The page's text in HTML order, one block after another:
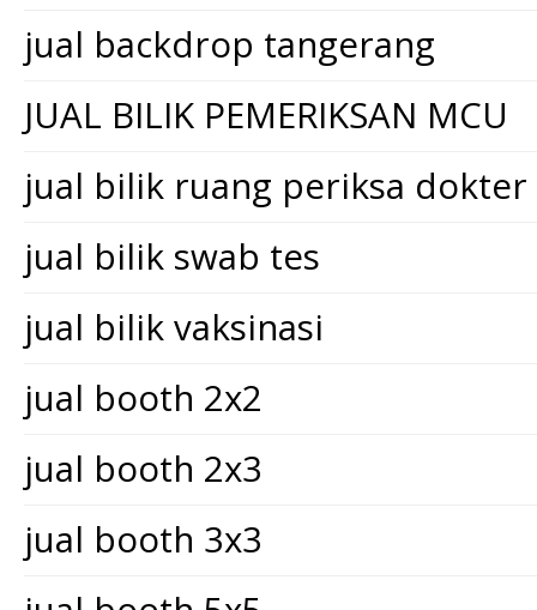
jual backdrop tangerang
JUAL BILIK PEMERIKSAN MCU
jual bilik ruang periksa dokter
jual bilik swab tes
jual bilik vaksinasi
jual booth 2x2
jual booth 2x3
jual booth 3x3